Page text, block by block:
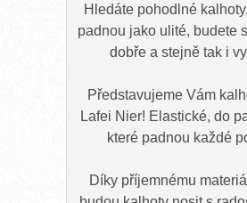
Hledáte pohodlné
padnou jako ulité, budete
dobře a stejně tak i
Představujeme Vám
Lafei Nier! Elastické, do
které padnou každé
Díky příjemnému